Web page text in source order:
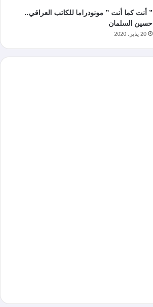
” أنت كما أنت ” مونودراما للكاتب العراقي..
حسين السلمان
20 يناير، 2020